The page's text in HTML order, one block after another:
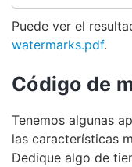
Puede ver el
watermarks.pdf.
Código de
Tenemos algunas
las características
Dedique algo de